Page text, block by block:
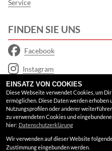
Service
FINDEN SIE UNS
Facebook
Instagram
Youtube
Google Maps
RECHTLICHES
EINSATZ VON COOKIES
Diese Webseite verwendet Cookies, um
ermöglichen. Diese Daten werden erhoben
Nutzungsprofilen oder anderer
zu verwendeten Cookies und
hier: Datenschutzerklärung
Wir verwenden auf dieser Website
Zustimmung eingebunden werden.